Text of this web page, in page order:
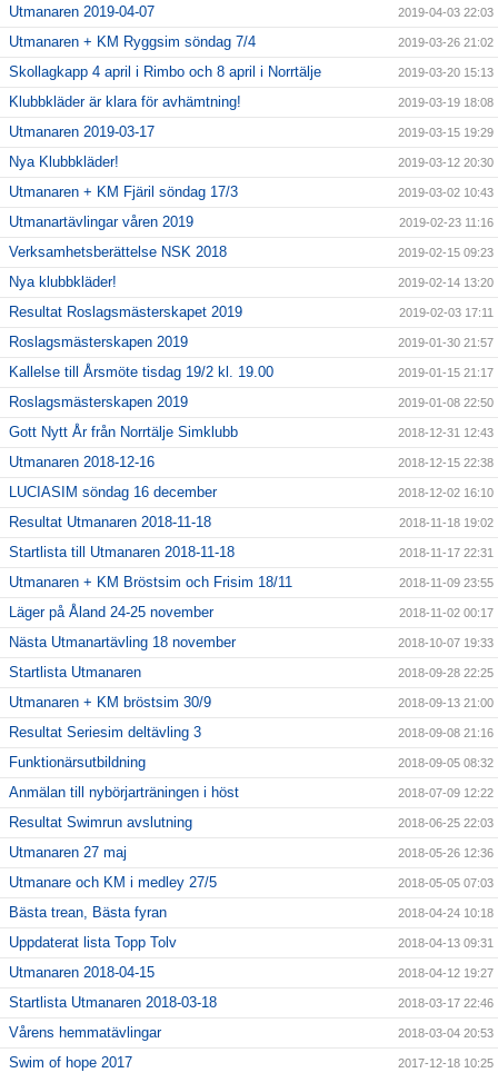
Utmanaren 2019-04-07 2019-04-03 22:03
Utmanaren + KM Ryggsim söndag 7/4 2019-03-26 21:02
Skollagkapp 4 april i Rimbo och 8 april i Norrtälje 2019-03-20 15:13
Klubbkläder är klara för avhämtning! 2019-03-19 18:08
Utmanaren 2019-03-17 2019-03-15 19:29
Nya Klubbkläder! 2019-03-12 20:30
Utmanaren + KM Fjäril söndag 17/3 2019-03-02 10:43
Utmanartävlingar våren 2019 2019-02-23 11:16
Verksamhetsberättelse NSK 2018 2019-02-15 09:23
Nya klubbkläder! 2019-02-14 13:20
Resultat Roslagsmästerskapet 2019 2019-02-03 17:11
Roslagsmästerskapen 2019 2019-01-30 21:57
Kallelse till Årsmöte tisdag 19/2 kl. 19.00 2019-01-15 21:17
Roslagsmästerskapen 2019 2019-01-08 22:50
Gott Nytt År från Norrtälje Simklubb 2018-12-31 12:43
Utmanaren 2018-12-16 2018-12-15 22:38
LUCIASIM söndag 16 december 2018-12-02 16:10
Resultat Utmanaren 2018-11-18 2018-11-18 19:02
Startlista till Utmanaren 2018-11-18 2018-11-17 22:31
Utmanaren + KM Bröstsim och Frisim 18/11 2018-11-09 23:55
Läger på Åland 24-25 november 2018-11-02 00:17
Nästa Utmanartävling 18 november 2018-10-07 19:33
Startlista Utmanaren 2018-09-28 22:25
Utmanaren + KM bröstsim 30/9 2018-09-13 21:00
Resultat Seriesim deltävling 3 2018-09-08 21:16
Funktionärsutbildning 2018-09-05 08:32
Anmälan till nybörjarträningen i höst 2018-07-09 12:22
Resultat Swimrun avslutning 2018-06-25 22:03
Utmanaren 27 maj 2018-05-26 12:36
Utmanare och KM i medley 27/5 2018-05-05 07:03
Bästa trean, Bästa fyran 2018-04-24 10:18
Uppdaterat lista Topp Tolv 2018-04-13 09:31
Utmanaren 2018-04-15 2018-04-12 19:27
Startlista Utmanaren 2018-03-18 2018-03-17 22:46
Vårens hemmatävlingar 2018-03-04 20:53
Swim of hope 2017 2017-12-18 10:25